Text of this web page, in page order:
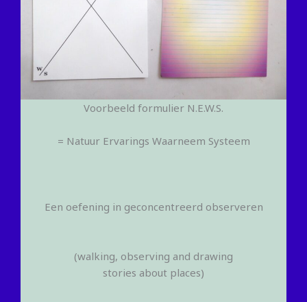
Voorbeeld formulier N.E.W.S.
= Natuur Ervarings Waarneem Systeem
Een oefening in geconcentreerd observeren
(walking, observing and drawing
stories about places)